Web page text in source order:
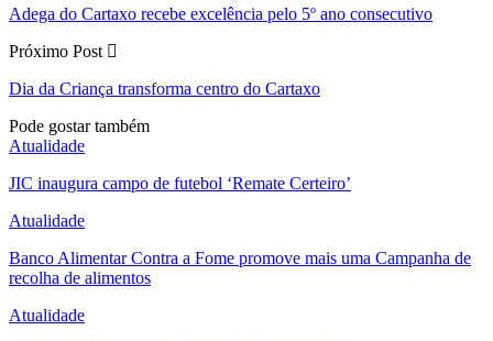
Adega do Cartaxo recebe excelência pelo 5º ano consecutivo
Próximo Post
Dia da Criança transforma centro do Cartaxo
Pode gostar também
Atualidade
JIC inaugura campo de futebol ‘Remate Certeiro’
Atualidade
Banco Alimentar Contra a Fome promove mais uma Campanha de
recolha de alimentos
Atualidade